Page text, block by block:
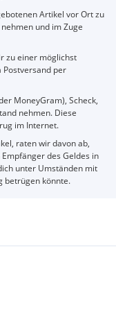
Artikel vor Ort zu
und im Zuge
zu einer möglichst
Postversand per
MoneyGram), Scheck,
nehmen. Diese
im Internet.
raten wir davon ab,
des Geldes in
unter Umständen mit
betrügen könnte.